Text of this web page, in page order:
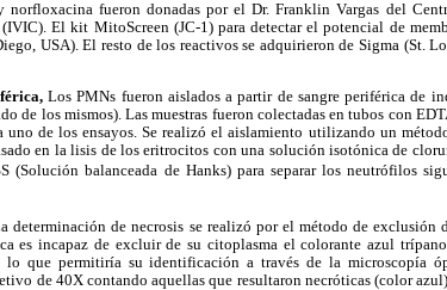
norfloxacina fueron donadas por el Dr. Franklin Vargas del
El kit MitoScreen (JC-1) para detectar el potencial de
USA). El resto de los reactivos se adquirieron de Sigma (St.
Los PMNs fueron aislados a partir de sangre periférica de
de los mismos). Las muestras fueron colectadas en tubos con
de los ensayos. Se realizó el aislamiento utilizando un
en la lisis de los eritrocitos con una solución isotónica de
balanceada de Hanks) para separar los neutrófilos
determinación de necrosis se realizó por el método de exclusión
es incapaz de excluir de su citoplasma el colorante azul
lo que permitiría su identificación a través de la microscopía
de 40X contando aquellas que resultaron necróticas (color